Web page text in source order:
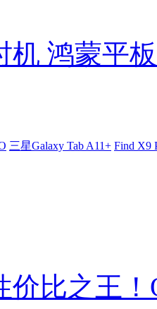
机 鸿蒙平
三星Galaxy Tab A11+ Find X9
价比之王！